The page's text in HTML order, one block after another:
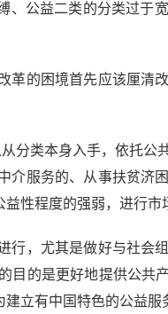
公益二类的分类过于
困境首先应该厘清改
类本身入手，依托公
服务的、从事扶贫济
性程度的强弱，进行市
，尤其是做好与社会
的是更好地提供公共
立有中国特色的公益服